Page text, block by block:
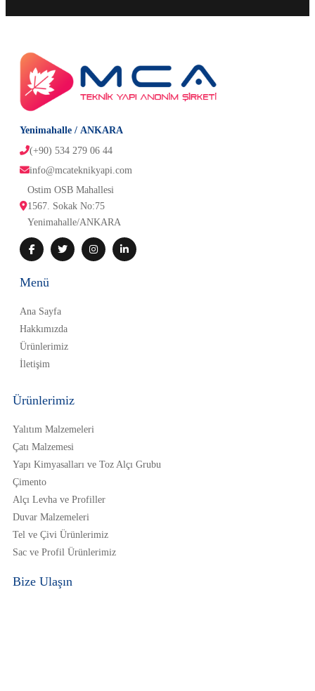
Yenimahalle / ANKARA
(+90) 534 279 06 44
info@mcateknikyapi.com
Ostim OSB Mahallesi
1567. Sokak No:75
Yenimahalle/ANKARA
Menü
Ana Sayfa
Hakkımızda
Ürünlerimiz
İletişim
Ürünlerimiz
Yalıtım Malzemeleri
Çatı Malzemesi
Yapı Kimyasalları ve Toz Alçı Grubu
Çimento
Alçı Levha ve Profiller
Duvar Malzemeleri
Tel ve Çivi Ürünlerimiz
Sac ve Profil Ürünlerimiz
Bize Ulaşın